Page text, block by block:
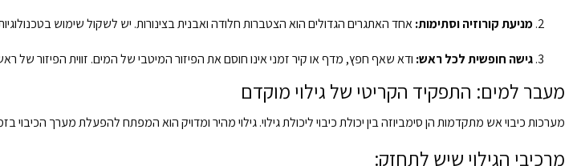
מניעת קורוזיה וסתימות:אחד האתגרים הגדולים הוא הצטברות חלודה ואבנית בצינורות. יש לשקול שימוש
גישה חופשית לכל ראש: ודא שאף חפץ, מדף או קיר זמני אינו חוסם את הפיזור המיטבי של המים. זווית הפיזור של
מעבר למים: התפקיד הקריטי של גילוי מוקדם
מערכות כיבוי אש מתקדמות הן סימביוזה בין יכולת כיבוי ליכולת גילוי. גילוי מהיר ומדויק הוא המפתח להפעלת מערך הכיבוי
מרכיבי הגילוי שיש לתחזק: